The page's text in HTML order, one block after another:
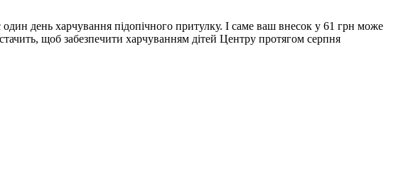
день харчування підопічного притулку. І саме ваш внесок у 61 грн може
щоб забезпечити харчуванням дітей Центру протягом серпня